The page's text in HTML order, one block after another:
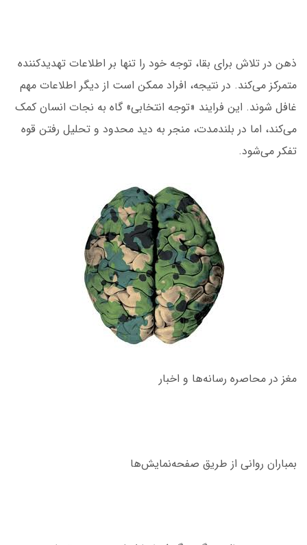
ذهن در تلاش برای بقا، توجه خود را تنها بر اطلاعات تهدیدکننده
متمرکز می‌کند. در نتیجه، افراد ممکن است از دیگر اطلاعات مهم
غافل شوند. این فرایند «توجه انتخابی» گاه به نجات انسان کمک
می‌کند، اما در بلندمدت، منجر به دید محدود و تحلیل رفتن قوه
تفکر می‌شود.
مغز در محاصره رسانه‌ها و اخبار
بمباران روانی از طریق صفحه‌نمایش‌ها